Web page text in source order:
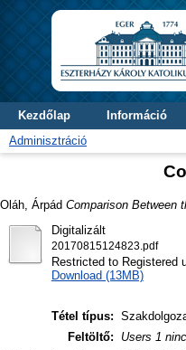
Kezdőlap Információ
Adminisztráció
Oláh, Árpád Comparison Between
Digitalizált
20170815124823.pdf
Restricted to Registered
Download (13MB)
Tétel típus:
Feltöltő:
Users 1